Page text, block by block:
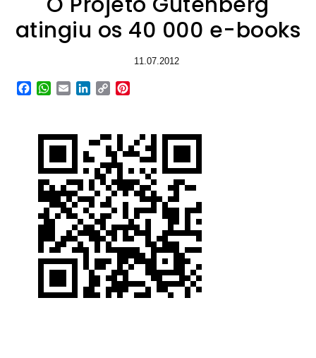
atingiu os 40 000 e-books
11.07.2012
Facebook
WhatsApp
EmailLinkedIn
Copy